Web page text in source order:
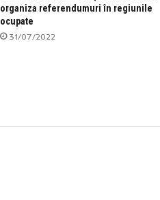
organiza referendumuri în regiunile
ocupate
31/07/2022